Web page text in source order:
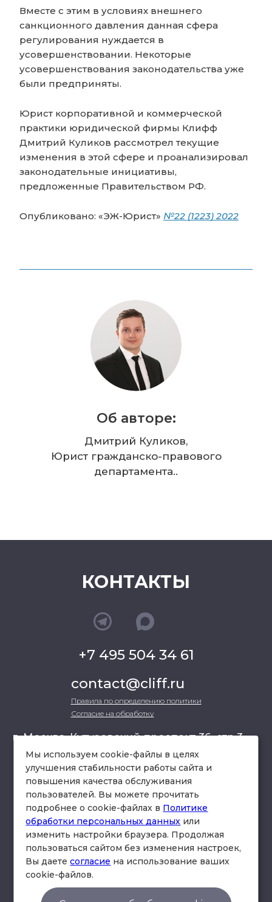
Вместе с этим в условиях внешнего
санкционного давления данная сфера
регулирования нуждается в
усовершенствовании. Некоторые
усовершенствования законодательства уже
были предприняты.
Юрист корпоративной и коммерческой
практики юридической фирмы Клифф
Дмитрий Куликов рассмотрел текущие
изменения в этой сфере и проанализировал
законодательные инициативы,
предложенные Правительством РФ.
Опубликовано: «ЭЖ-Юрист» №22 (1223) 2022
Об авторе:
Дмитрий Куликов,
Юрист гражданско-правового
департамента..
КОНТАКТЫ
+7 495 504 34 61
contact@cliff.ru
Правила по определению политики
Согласие на обработку
г. Москва, Кутузовский проспект 36, стр.3 ,
офис 301
схема проезда
© Юридическая фирма «Клифф».
Мы используем cookie-файлы в целях
улучшения стабильности работы сайта и
повышения качества обслуживания
пользователей. Вы можете прочитать
подробнее о cookie-файлах в Политике
обработки персональных данных или
изменить настройки браузера. Продолжая
пользоваться сайтом без изменения настроек,
Вы даетесогласие на использование ваших
cookie-файлов.